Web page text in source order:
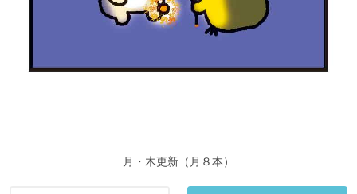
月・木更新（月８本）